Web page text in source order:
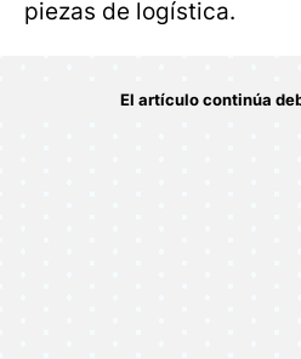
piezas de logística.